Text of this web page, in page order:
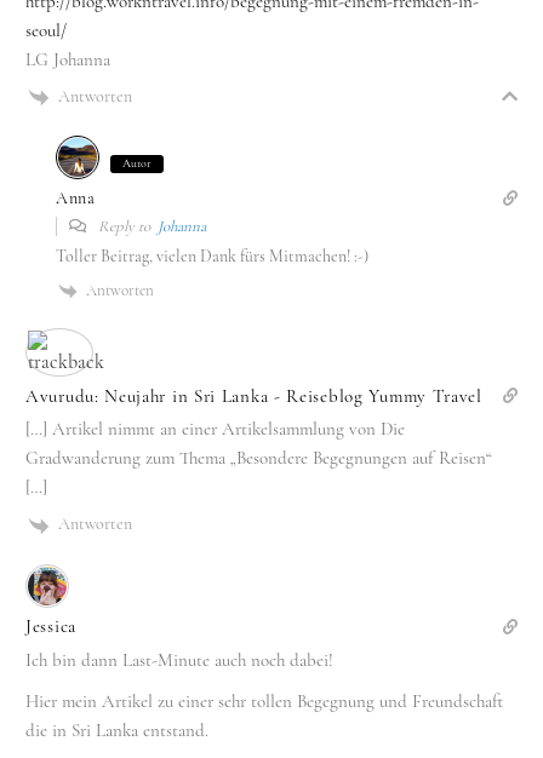
seoul/
LG Johanna
Antworten
Autor
Anna
Reply to Johanna
Toller Beitrag, vielen Dank fürs Mitmachen! :-)
Antworten
Avurudu: Neujahr in Sri Lanka - Reiseblog Yummy Travel
[…] Artikel nimmt an einer Artikelsammlung von Die
Gradwanderung zum Thema „Besondere Begegnungen auf Reisen“
[…]
Antworten
Jessica
Ich bin dann Last-Minute auch noch dabei!
Hier mein Artikel zu einer sehr tollen Begegnung und Freundschaft
die in Sri Lanka entstand.